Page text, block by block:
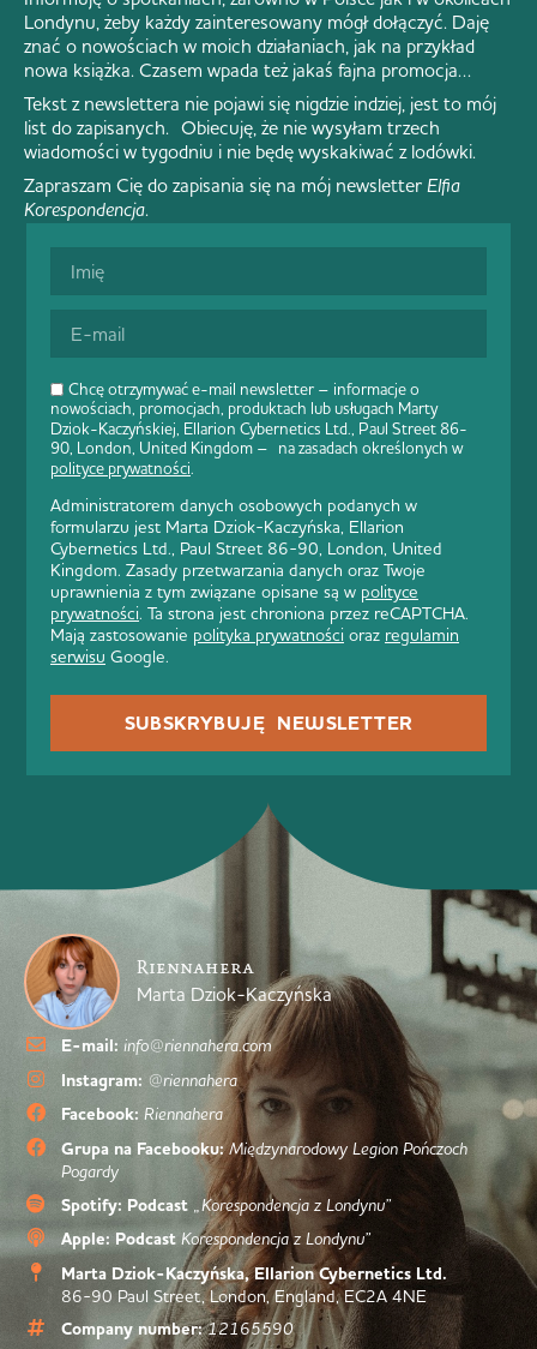
Chcę otrzymywać e-mail newsletter – informacje o
nowościach, promocjach, produktach lub usługach Marty
Dziok-Kaczyńskiej, Ellarion Cybernetics Ltd., Paul Street 86-
90, London, United Kingdom – na zasadach określonych w
polityce prywatności.
Administratorem danych osobowych podanych w
formularzu jest Marta Dziok-Kaczyńska, Ellarion
Cybernetics Ltd., Paul Street 86-90, London, United
Kingdom. Zasady przetwarzania danych oraz Twoje
uprawnienia z tym związane opisane są w polityce
prywatności. Ta strona jest chroniona przez reCAPTCHA.
Mają zastosowanie polityka prywatności oraz regulamin
serwisu Google.
SUBSKRYBUJĘ NEWSLETTER
Londynu, żeby każdy zainteresowany mógł dołączyć. Daję
znać o nowościach w moich działaniach, jak na przykład
nowa książka. Czasem wpada też jakaś fajna promocja…
Tekst z newslettera nie pojawi się nigdzie indziej, jest to mój
list do zapisanych. Obiecuję, że nie wysyłam trzech
wiadomości w tygodniu i nie będę wyskakiwać z lodówki.
Zapraszam Cię do zapisania się na mój newsletter Elfia
Korespondencja.
Riennahera
Marta Dziok-Kaczyńska
E-mail: info@riennahera.com
Instagram: @riennahera
Facebook: Riennahera
Grupa na Facebooku: Międzynarodowy Legion Pończoch
Pogardy
Spotify: Podcast „Korespondencja z Londynu”
Apple: Podcast Korespondencja z Londynu”
Marta Dziok-Kaczyńska, Ellarion Cybernetics Ltd.
86-90 Paul Street, London, England, EC2A 4NE
Company number: 12165590